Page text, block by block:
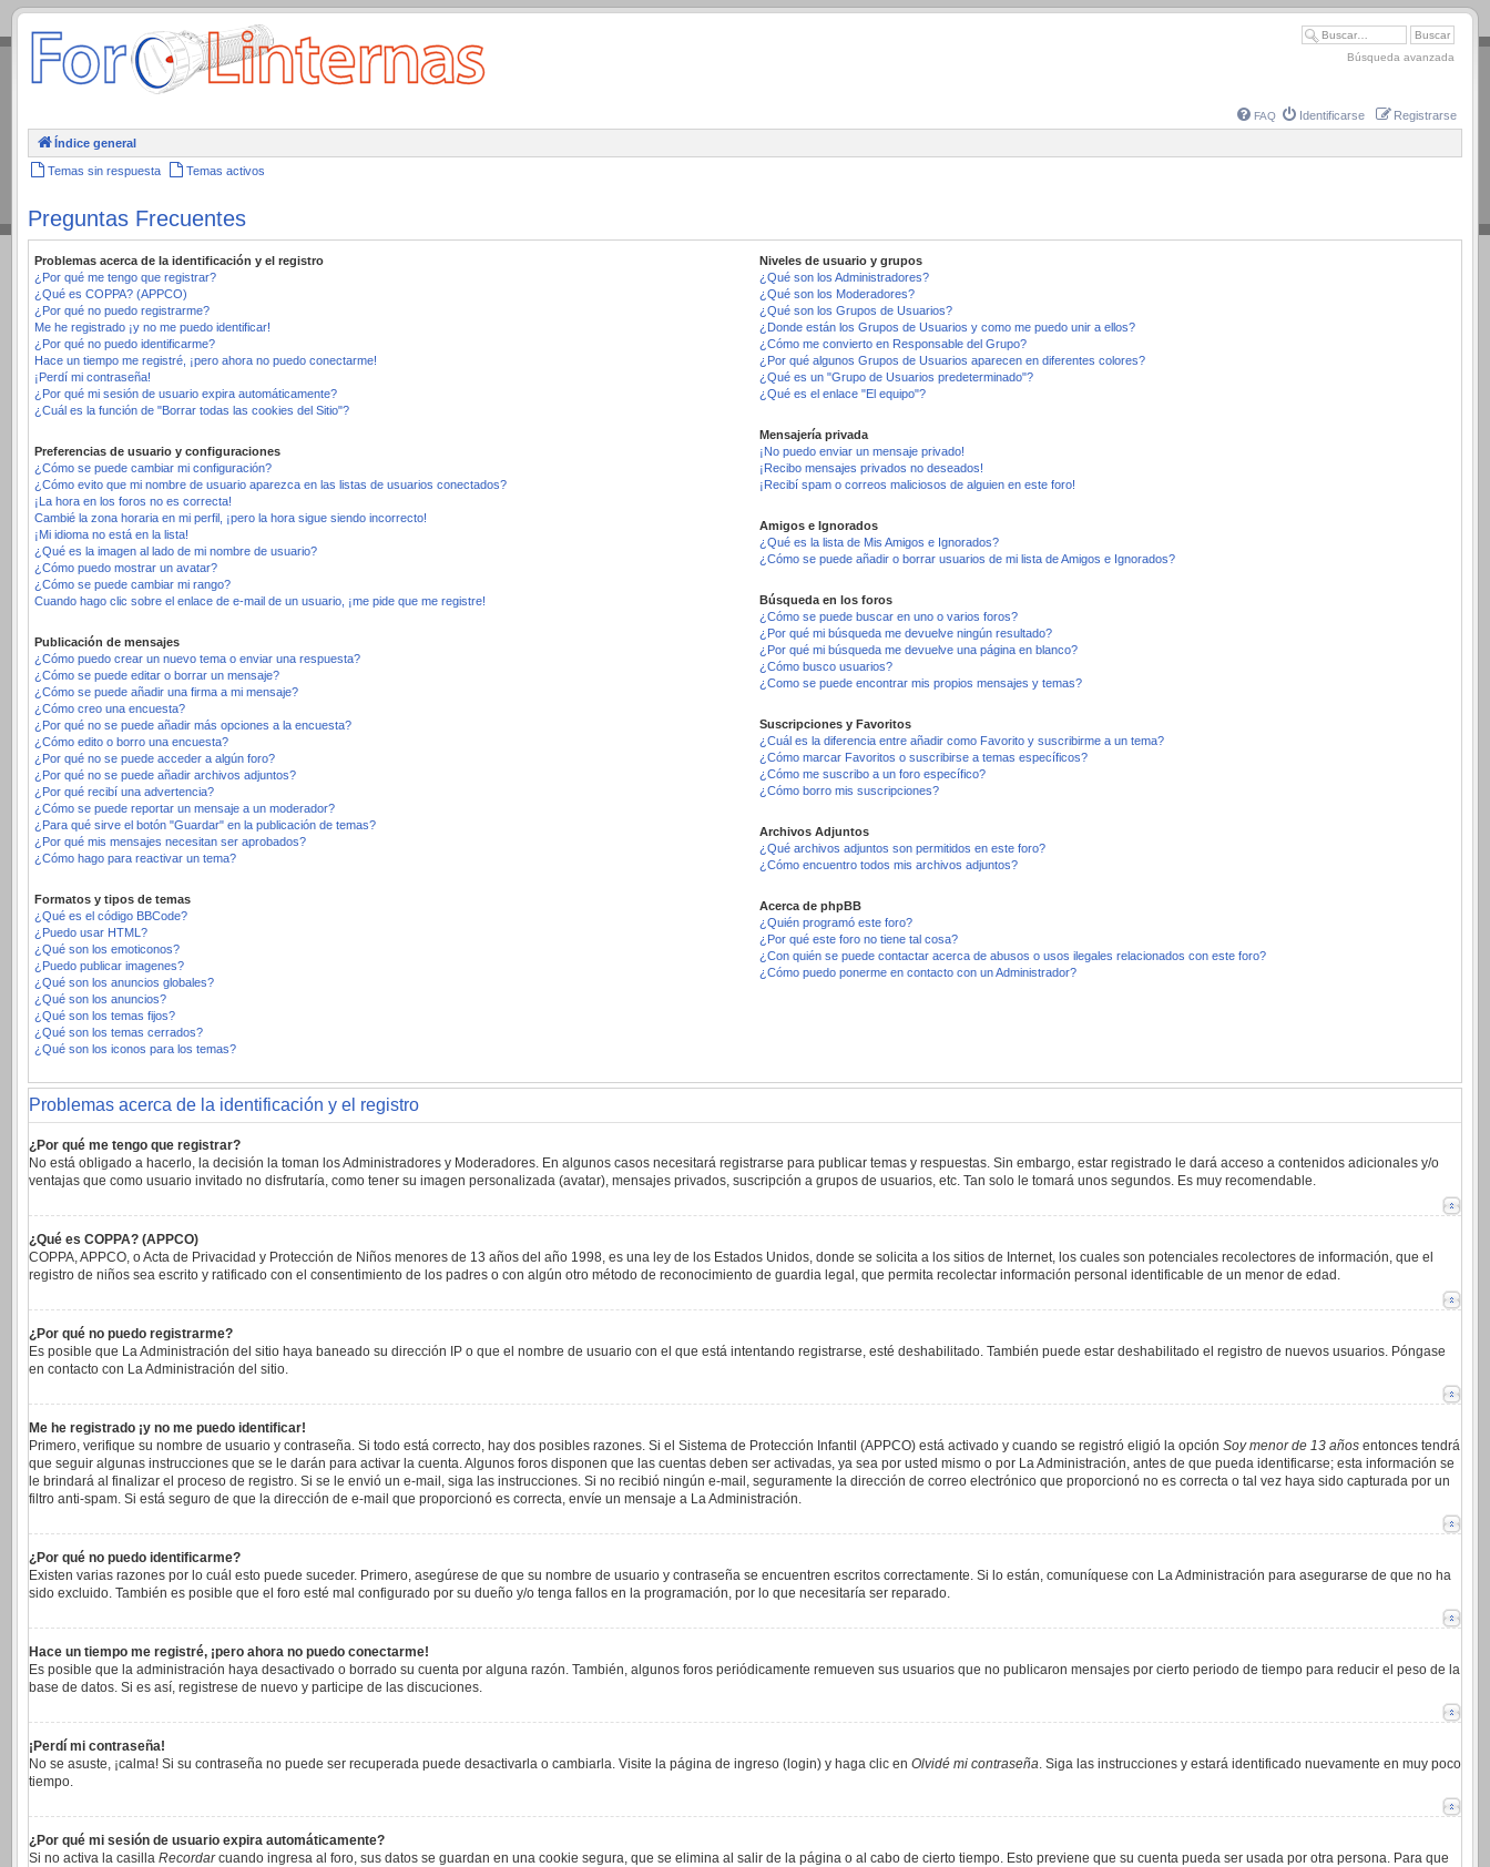
.
Búsqueda avanzada
FAQ Identificarse Registrarse
Índice general
Temas sin respuesta Temas activos
Preguntas Frecuentes
Problemas acerca de la identificación y el registro
¿Por qué me tengo que registrar?
¿Qué es COPPA? (APPCO)
¿Por qué no puedo registrarme?
Me he registrado ¡y no me puedo identificar!
¿Por qué no puedo identificarme?
Hace un tiempo me registré, ¡pero ahora no puedo conectarme!
¡Perdí mi contraseña!
¿Por qué mi sesión de usuario expira automáticamente?
¿Cuál es la función de "Borrar todas las cookies del Sitio"?
Preferencias de usuario y configuraciones
¿Cómo se puede cambiar mi configuración?
¿Cómo evito que mi nombre de usuario aparezca en las listas de usuarios conectados?
¡La hora en los foros no es correcta!
Cambié la zona horaria en mi perfil, ¡pero la hora sigue siendo incorrecto!
¡Mi idioma no está en la lista!
¿Qué es la imagen al lado de mi nombre de usuario?
¿Cómo puedo mostrar un avatar?
¿Cómo se puede cambiar mi rango?
Cuando hago clic sobre el enlace de e-mail de un usuario, ¡me pide que me registre!
Publicación de mensajes
¿Cómo puedo crear un nuevo tema o enviar una respuesta?
¿Cómo se puede editar o borrar un mensaje?
¿Cómo se puede añadir una firma a mi mensaje?
¿Cómo creo una encuesta?
¿Por qué no se puede añadir más opciones a la encuesta?
¿Cómo edito o borro una encuesta?
¿Por qué no se puede acceder a algún foro?
¿Por qué no se puede añadir archivos adjuntos?
¿Por qué recibí una advertencia?
¿Cómo se puede reportar un mensaje a un moderador?
¿Para qué sirve el botón "Guardar" en la publicación de temas?
¿Por qué mis mensajes necesitan ser aprobados?
¿Cómo hago para reactivar un tema?
Formatos y tipos de temas
¿Qué es el código BBCode?
¿Puedo usar HTML?
¿Qué son los emoticonos?
¿Puedo publicar imagenes?
¿Qué son los anuncios globales?
¿Qué son los anuncios?
¿Qué son los temas fijos?
¿Qué son los temas cerrados?
¿Qué son los iconos para los temas?
Niveles de usuario y grupos
¿Qué son los Administradores?
¿Qué son los Moderadores?
¿Qué son los Grupos de Usuarios?
¿Donde están los Grupos de Usuarios y como me puedo unir a ellos?
¿Cómo me convierto en Responsable del Grupo?
¿Por qué algunos Grupos de Usuarios aparecen en diferentes colores?
¿Qué es un "Grupo de Usuarios predeterminado"?
¿Qué es el enlace "El equipo"?
Mensajería privada
¡No puedo enviar un mensaje privado!
¡Recibo mensajes privados no deseados!
¡Recibí spam o correos maliciosos de alguien en este foro!
Amigos e Ignorados
¿Qué es la lista de Mis Amigos e Ignorados?
¿Cómo se puede añadir o borrar usuarios de mi lista de Amigos e Ignorados?
Búsqueda en los foros
¿Cómo se puede buscar en uno o varios foros?
¿Por qué mi búsqueda me devuelve ningún resultado?
¿Por qué mi búsqueda me devuelve una página en blanco?
¿Cómo busco usuarios?
¿Como se puede encontrar mis propios mensajes y temas?
Suscripciones y Favoritos
¿Cuál es la diferencia entre añadir como Favorito y suscribirme a un tema?
¿Cómo marcar Favoritos o suscribirse a temas específicos?
¿Cómo me suscribo a un foro específico?
¿Cómo borro mis suscripciones?
Archivos Adjuntos
¿Qué archivos adjuntos son permitidos en este foro?
¿Cómo encuentro todos mis archivos adjuntos?
Acerca de phpBB
¿Quién programó este foro?
¿Por qué este foro no tiene tal cosa?
¿Con quién se puede contactar acerca de abusos o usos ilegales relacionados con este foro?
¿Cómo puedo ponerme en contacto con un Administrador?
Problemas acerca de la identificación y el registro
¿Por qué me tengo que registrar?
No está obligado a hacerlo, la decisión la toman los Administradores y Moderadores. En algunos casos necesitará registrarse para publicar temas y respuestas. Sin embargo, estar registrado le dará acceso a contenidos adicionales y/o
ventajas que como usuario invitado no disfrutaría, como tener su imagen personalizada (avatar), mensajes privados, suscripción a grupos de usuarios, etc. Tan solo le tomará unos segundos. Es muy recomendable.
¿Qué es COPPA? (APPCO)
COPPA, APPCO, o Acta de Privacidad y Protección de Niños menores de 13 años del año 1998, es una ley de los Estados Unidos, donde se solicita a los sitios de Internet, los cuales son potenciales recolectores de información, que el
registro de niños sea escrito y ratificado con el consentimiento de los padres o con algún otro método de reconocimiento de guardia legal, que permita recolectar información personal identificable de un menor de edad.
¿Por qué no puedo registrarme?
Es posible que La Administración del sitio haya baneado su dirección IP o que el nombre de usuario con el que está intentando registrarse, esté deshabilitado. También puede estar deshabilitado el registro de nuevos usuarios. Póngase
en contacto con La Administración del sitio.
Me he registrado ¡y no me puedo identificar!
Primero, verifique su nombre de usuario y contraseña. Si todo está correcto, hay dos posibles razones. Si el Sistema de Protección Infantil (APPCO) está activado y cuando se registró eligió la opción Soy menor de 13 años entonces tendrá
que seguir algunas instrucciones que se le darán para activar la cuenta. Algunos foros disponen que las cuentas deben ser activadas, ya sea por usted mismo o por La Administración, antes de que pueda identificarse; esta información se
le brindará al finalizar el proceso de registro. Si se le envió un e-mail, siga las instrucciones. Si no recibió ningún e-mail, seguramente la dirección de correo electrónico que proporcionó no es correcta o tal vez haya sido capturada por un
filtro anti-spam. Si está seguro de que la dirección de e-mail que proporcionó es correcta, envíe un mensaje a La Administración.
¿Por qué no puedo identificarme?
Existen varias razones por lo cuál esto puede suceder. Primero, asegúrese de que su nombre de usuario y contraseña se encuentren escritos correctamente. Si lo están, comuníquese con La Administración para asegurarse de que no ha
sido excluido. También es posible que el foro esté mal configurado por su dueño y/o tenga fallos en la programación, por lo que necesitaría ser reparado.
Hace un tiempo me registré, ¡pero ahora no puedo conectarme!
Es posible que la administración haya desactivado o borrado su cuenta por alguna razón. También, algunos foros periódicamente remueven sus usuarios que no publicaron mensajes por cierto periodo de tiempo para reducir el peso de la
base de datos. Si es así, registrese de nuevo y participe de las discuciones.
¡Perdí mi contraseña!
No se asuste, ¡calma! Si su contraseña no puede ser recuperada puede desactivarla o cambiarla. Visite la página de ingreso (login) y haga clic en Olvidé mi contraseña. Siga las instrucciones y estará identificado nuevamente en muy poco
tiempo.
¿Por qué mi sesión de usuario expira automáticamente?
Si no activa la casilla Recordarcuando ingresa al foro, sus datos se guardan en una cookie segura, que se elimina al salir de la página o al cabo de cierto tiempo. Esto previene que su cuenta pueda ser usada por otra persona. Para que